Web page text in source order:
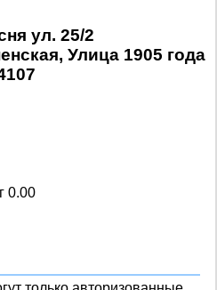
ул. 25/2
Улица 1905 года
0.00